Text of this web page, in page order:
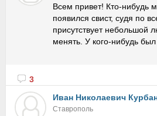
Всем привет! Кто-нибудь
появился свист, судя по
присутствует небольшой
менять. У кого-нибудь
3
Иван Николаевич
Ставрополь